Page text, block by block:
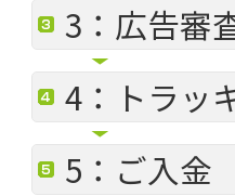
3：広告審
4：トラッ
5：ご入金